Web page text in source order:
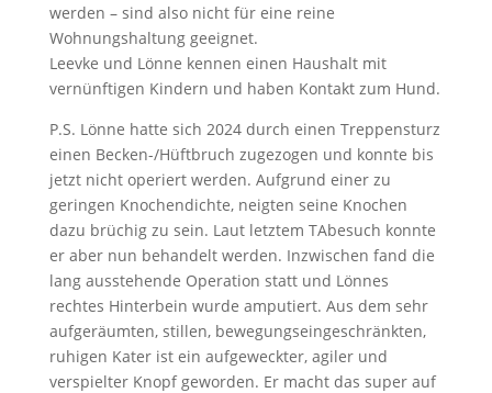
werden – sind also nicht für eine reine
Wohnungshaltung geeignet.
Leevke und Lönne kennen einen Haushalt mit
vernünftigen Kindern und haben Kontakt zum Hund.
P.S. Lönne hatte sich 2024 durch einen Treppensturz
einen Becken-/Hüftbruch zugezogen und konnte bis
jetzt nicht operiert werden. Aufgrund einer zu
geringen Knochendichte, neigten seine Knochen
dazu brüchig zu sein. Laut letztem TAbesuch konnte
er aber nun behandelt werden. Inzwischen fand die
lang ausstehende Operation statt und Lönnes
rechtes Hinterbein wurde amputiert. Aus dem sehr
aufgeräumten, stillen, bewegungseingeschränkten,
ruhigen Kater ist ein aufgeweckter, agiler und
verspielter Knopf geworden. Er macht das super auf